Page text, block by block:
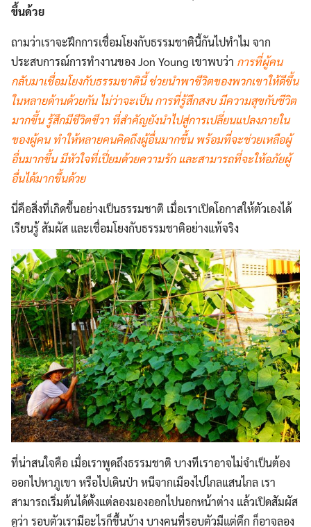
ขึ้นด้วย
ถามว่าเราจะฝึกการเชื่อมโยงกับธรรมชาตินี้กันไปทำไม จาก
ประสบการณ์การทำงานของ Jon Young เขาพบว่า การที่ผู้คน
กลับมาเชื่อมโยงกับธรรมชาตินี้ ช่วยนำพาชีวิตของพวกเขาให้ดีขึ้น
ในหลายด้านด้วยกัน ไม่ว่าจะเป็น การที่รู้สึกสงบ มีความสุขกับชีวิต
มากขึ้น รู้สึกมีชีวิตชีวา ที่สำคัญยังนำไปสู่การเปลี่ยนแปลงภายใน
ของผู้คน ทำให้หลายคนคิดถึงผู้อื่นมากขึ้น พร้อมที่จะช่วยเหลือผู้
อื่นมากขึ้น มีหัวใจที่เปี่ยมด้วยความรัก และสามารถที่จะให้อภัยผู้
อื่นได้มากขึ้นด้วย
นี่คือสิ่งที่เกิดขึ้นอย่างเป็นธรรมชาติ เมื่อเราเปิดโอกาสให้ตัวเองได้
เรียนรู้ สัมผัส และเชื่อมโยงกับธรรมชาติอย่างแท้จริง
ที่น่าสนใจคือ เมื่อเราพูดถึงธรรมชาติ บางทีเราอาจไม่จำเป็นต้อง
ออกไปหาภูเขา หรือไปเดินป่า หนีจากเมืองไปไกลแสนไกล เรา
สามารถเริ่มต้นได้ตั้งแต่ลองมองออกไปนอกหน้าต่าง แล้วเปิดสัมผัส
ดูว่า รอบตัวเรามีอะไรก็ขึ้นบ้าง บางคนที่รอบตัวมีแต่ตึก ก็อาจลอง